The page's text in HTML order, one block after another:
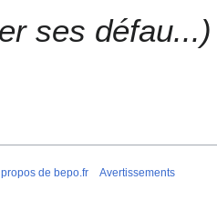
ses défau...
de bepo.fr Avertissements